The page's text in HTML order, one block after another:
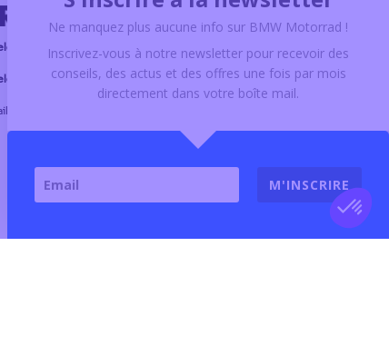
le service commercial
le service atelier
:
Ne manquez plus aucune info sur BMW Motorrad !
Inscrivez-vous à notre newsletter pour recevoir des
conseils, des actus et des offres une fois par mois
directement dans votre boîte mail.
M'INSCRIRE